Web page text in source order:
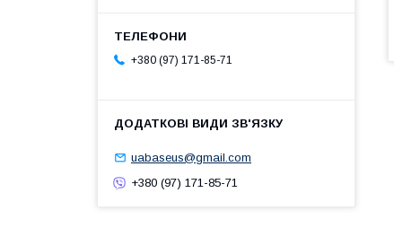
+380 (97) 171-85-71
uabaseus@gmail.com
+380 (97) 171-85-71